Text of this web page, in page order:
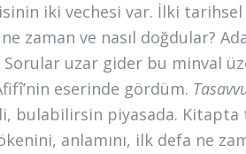
iki vechesi var. İlki
zaman ve nasıl doğdular?
Sorular uzar gider bu minval
eserinde gördüm.
bulabilirsin piyasada.
anlamını, ilk defa ne